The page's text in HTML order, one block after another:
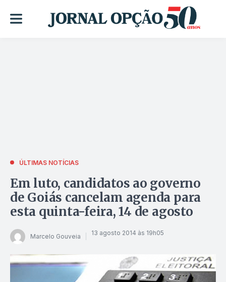
ÚLTIMAS NOTÍCIAS
Em luto, candidatos ao governo
de Goiás cancelam agenda para
esta quinta-feira, 14 de agosto
Marcelo Gouveia 13 agosto 2014 às 19h05